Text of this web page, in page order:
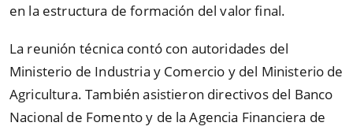
en la estructura de formación del valor final.
La reunión técnica contó con autoridades del
Ministerio de Industria y Comercio y del Ministerio de
Agricultura. También asistieron directivos del Banco
Nacional de Fomento y de la Agencia Financiera de